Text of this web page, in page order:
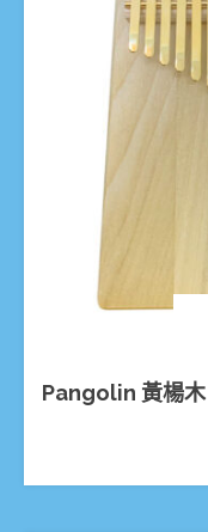
Pangolin 黃楊木